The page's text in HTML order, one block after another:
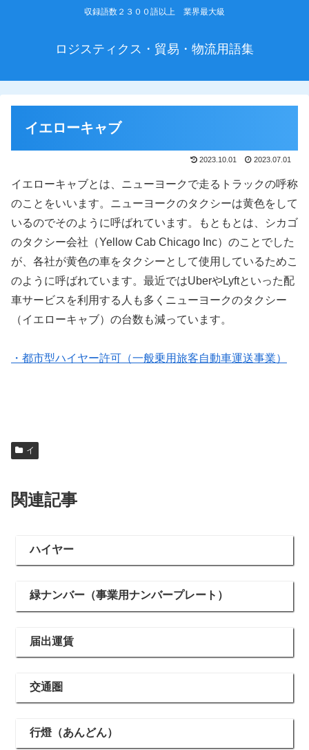
収録語数２３００語以上 業界最大級
ロジスティクス・貿易・物流用語集
イエローキャブ
2023.10.01 2023.07.01
イエローキャブとは、ニューヨークで走るトラックの呼称
のことをいいます。ニューヨークのタクシーは黄色をして
いるのでそのように呼ばれています。もともとは、シカゴ
のタクシー会社（Yellow Cab Chicago Inc）のことでした
が、各社が黄色の車をタクシーとして使用しているためこ
のように呼ばれています。最近ではUberやLyftといった配
車サービスを利用する人も多くニューヨークのタクシー
（イエローキャブ）の台数も減っています。
・都市型ハイヤー許可（一般乗用旅客自動車運送事業）
イ
関連記事
ハイヤー
緑ナンバー（事業用ナンバープレート）
届出運賃
交通圏
行燈（あんどん）